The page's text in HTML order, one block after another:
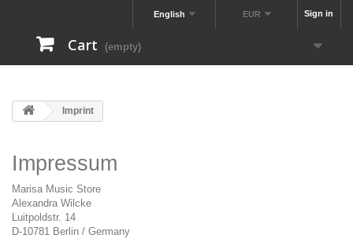
Sign in
EUR
English
Cart (empty)
Imprint
Impressum
Marisa Music Store
Alexandra Wilcke
Luitpoldstr. 14
D-10781 Berlin / Germany